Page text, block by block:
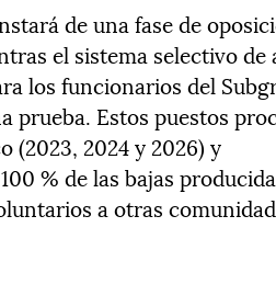
de una fase de
el sistema selectivo de
los funcionarios del
prueba. Estos puestos
(2023, 2024 y 2026) y
% de las bajas
a otras